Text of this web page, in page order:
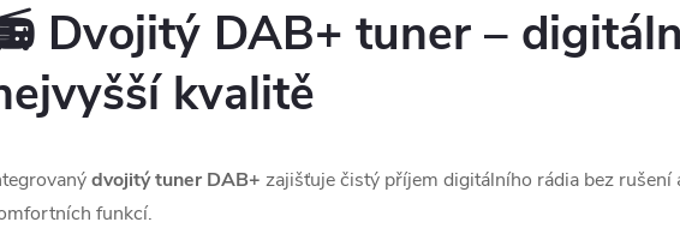
Dvojitý DAB+ tuner –
kvalitě
dvojitý tuner DAB+ zajišťuje čistý příjem digitálního rádia bez rušení
funkcí.